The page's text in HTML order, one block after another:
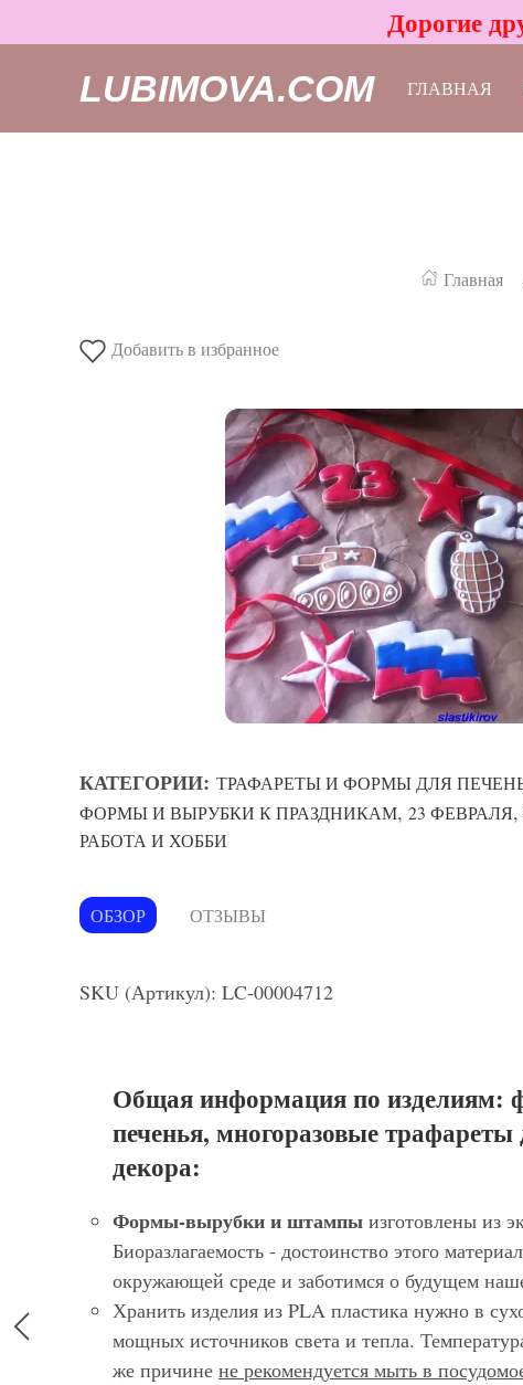
Дорогие
LUBIMOVA.COM ГЛАВНАЯ
Главная
Добавить в избранное
КАТЕГОРИИ: ТРАФАРЕТЫ И ФОРМЫ ДЛЯ
ФОРМЫ И ВЫРУБКИ К ПРАЗДНИКАМ, 23 ФЕВРАЛЯ,
РАБОТА И ХОББИ
ОБЗОР ОТЗЫВЫ
SKU (Артикул): LC-00004712
Общая информация по изделиям:
печенья, многоразовые
декора:
Формы-вырубки и штампы изготовлены из
Биоразлагаемость - достоинство этого
окружающей среде и заботимся о будущем
Хранить изделия из PLA пластика нужно в
мощных источников света и тепла.
же причине не рекомендуется мыть в